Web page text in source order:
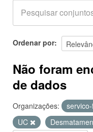
Grupos
Sobre
Ordenar por
Não foram
de dados
Organizações:
UC